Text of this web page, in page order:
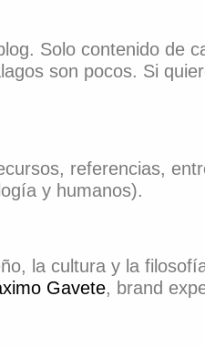
Solo contenido de
son pocos. Si
referencias,
y humanos).
la cultura y la
Gavete, brand